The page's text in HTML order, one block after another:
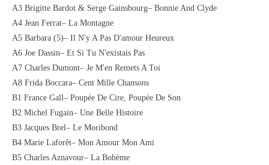
A3 Brigitte Bardot & Serge Gainsbourg– Bonnie And Clyde
A4 Jean Ferrat– La Montagne
A5 Barbara (5)– Il N'y A Pas D'amour Heureux
A6 Joe Dassin– Et Si Tu N'existais Pas
A7 Charles Dumont– Je M'en Remets A Toi
A8 Frida Boccara– Cent Mille Chansons
B1 France Gall– Poupée De Cire, Poupée De Son
B2 Michel Fugain– Une Belle Histoire
B3 Jacques Brel– Le Moribond
B4 Marie Laforêt– Mon Amour Mon Ami
B5 Charles Aznavour– La Bohème